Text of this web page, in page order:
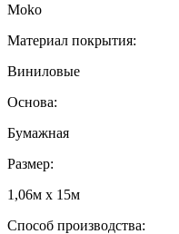
Moko
Материал покрытия:
Виниловые
Основа:
Бумажная
Размер:
1,06м x 15м
Способ производства: